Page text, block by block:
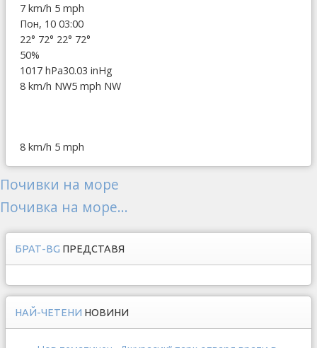
7 km/h 5 mph
Пон, 10 03:00
22° 72° 22° 72°
50%
1017 hPa30.03 inHg
8 km/h NW5 mph NW
8 km/h 5 mph
Почивки на море
Почивка на море...
БРАТ-BG ПРЕДСТАВЯ
НАЙ-ЧЕТЕНИ НОВИНИ